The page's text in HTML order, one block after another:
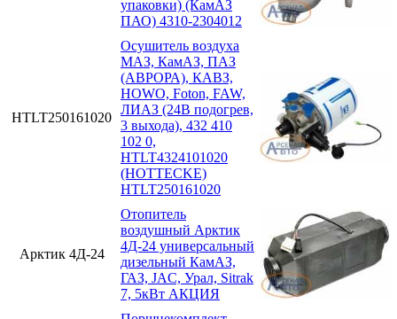
упаковки) (КамАЗ
ПАО) 4310-2304012
HTLT250161020
Осушитель воздуха
МАЗ, КамАЗ, ПАЗ
(АВРОРА), КАВЗ,
HOWO, Foton, FAW,
ЛИАЗ (24В подогрев,
3 выхода), 432 410
102 0,
HTLT4324101020
(HOTTECKE)
HTLT250161020
Арктик 4Д-24
Отопитель
воздушный Арктик
4Д-24 универсальный
дизельный КамАЗ,
ГАЗ, JAC, Урал, Sitrak
7, 5кВт АКЦИЯ